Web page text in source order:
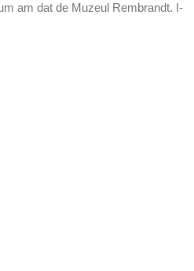
am dat de Muzeul Rembrandt. I-